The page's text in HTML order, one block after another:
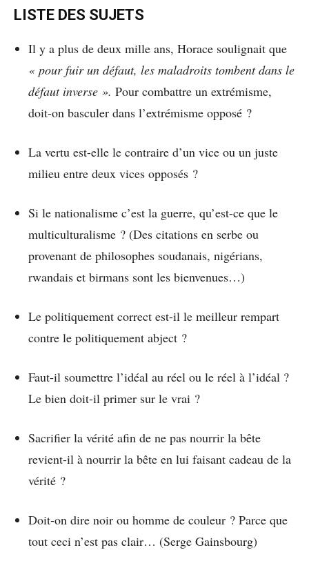
LISTE DES SUJETS
Il y a plus de deux mille ans, Horace soulignait que
« pour fuir un défaut, les maladroits tombent dans le
défaut inverse ». Pour combattre un extrémisme,
doit-on basculer dans l’extrémisme opposé ?
La vertu est-elle le contraire d’un vice ou un juste
milieu entre deux vices opposés ?
Si le nationalisme c’est la guerre, qu’est-ce que le
multiculturalisme ? (Des citations en serbe ou
provenant de philosophes soudanais, nigérians,
rwandais et birmans sont les bienvenues…)
Le politiquement correct est-il le meilleur rempart
contre le politiquement abject ?
Faut-il soumettre l’idéal au réel ou le réel à l’idéal ?
Le bien doit-il primer sur le vrai ?
Sacrifier la vérité afin de ne pas nourrir la bête
revient-il à nourrir la bête en lui faisant cadeau de la
vérité ?
Doit-on dire noir ou homme de couleur ? Parce que
tout ceci n’est pas clair… (Serge Gainsbourg)